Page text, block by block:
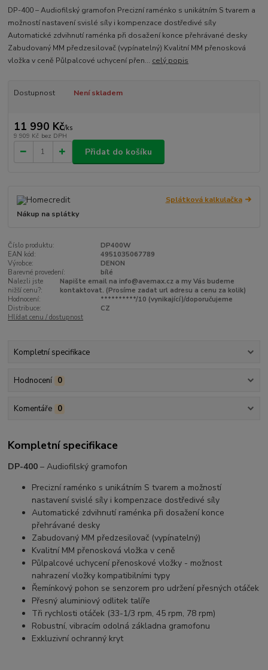
DP-400 – Audiofilský gramofon Precizní raménko s unikátním S tvarem a
možností nastavení svislé síly i kompenzace dostředivé síly
Automatické zdvihnutí raménka při dosažení konce přehrávané desky
Zabudovaný MM předzesilovač (vypínatelný) Kvalitní MM přenosková
vložka v ceně Půlpalcové uchycení přen... celý popis
Dostupnost Není skladem
11 990 Kč/ks
9 909 Kč bez DPH
Přidat do košíku
Splátková kalkulačka
Nákup na splátky
Číslo produktu:
DP400W
EAN kód:
4951035067789
Výrobce:
DENON
Barevné provedení:
bílé
Nalezli jste
nižší cenu?:
Napište email na info@avemax.cz a my Vás budeme
kontaktovat. (Prosíme zadat url adresu a cenu za kolik)
Hodnocení:
**********/10 (vynikající)/doporučujeme
Distribuce:
CZ
Hlídat cenu / dostupnost
Kompletní specifikace
Hodnocení 0
Komentáře 0
Kompletní specifikace
DP-400 – Audiofilský gramofon
Precizní raménko s unikátním S tvarem a možností
nastavení svislé síly i kompenzace dostředivé síly
Automatické zdvihnutí raménka při dosažení konce
přehrávané desky
Zabudovaný MM předzesilovač (vypínatelný)
Kvalitní MM přenosková vložka v ceně
Půlpalcové uchycení přenoskové vložky - možnost
nahrazení vložky kompatibilními typy
Řemínkový pohon se senzorem pro udržení přesných otáček
Přesný aluminiový odlitek talíře
Tři rychlosti otáček (33-1/3 rpm, 45 rpm, 78 rpm)
Robustní, vibracím odolná základna gramofonu
Exkluzivní ochranný kryt